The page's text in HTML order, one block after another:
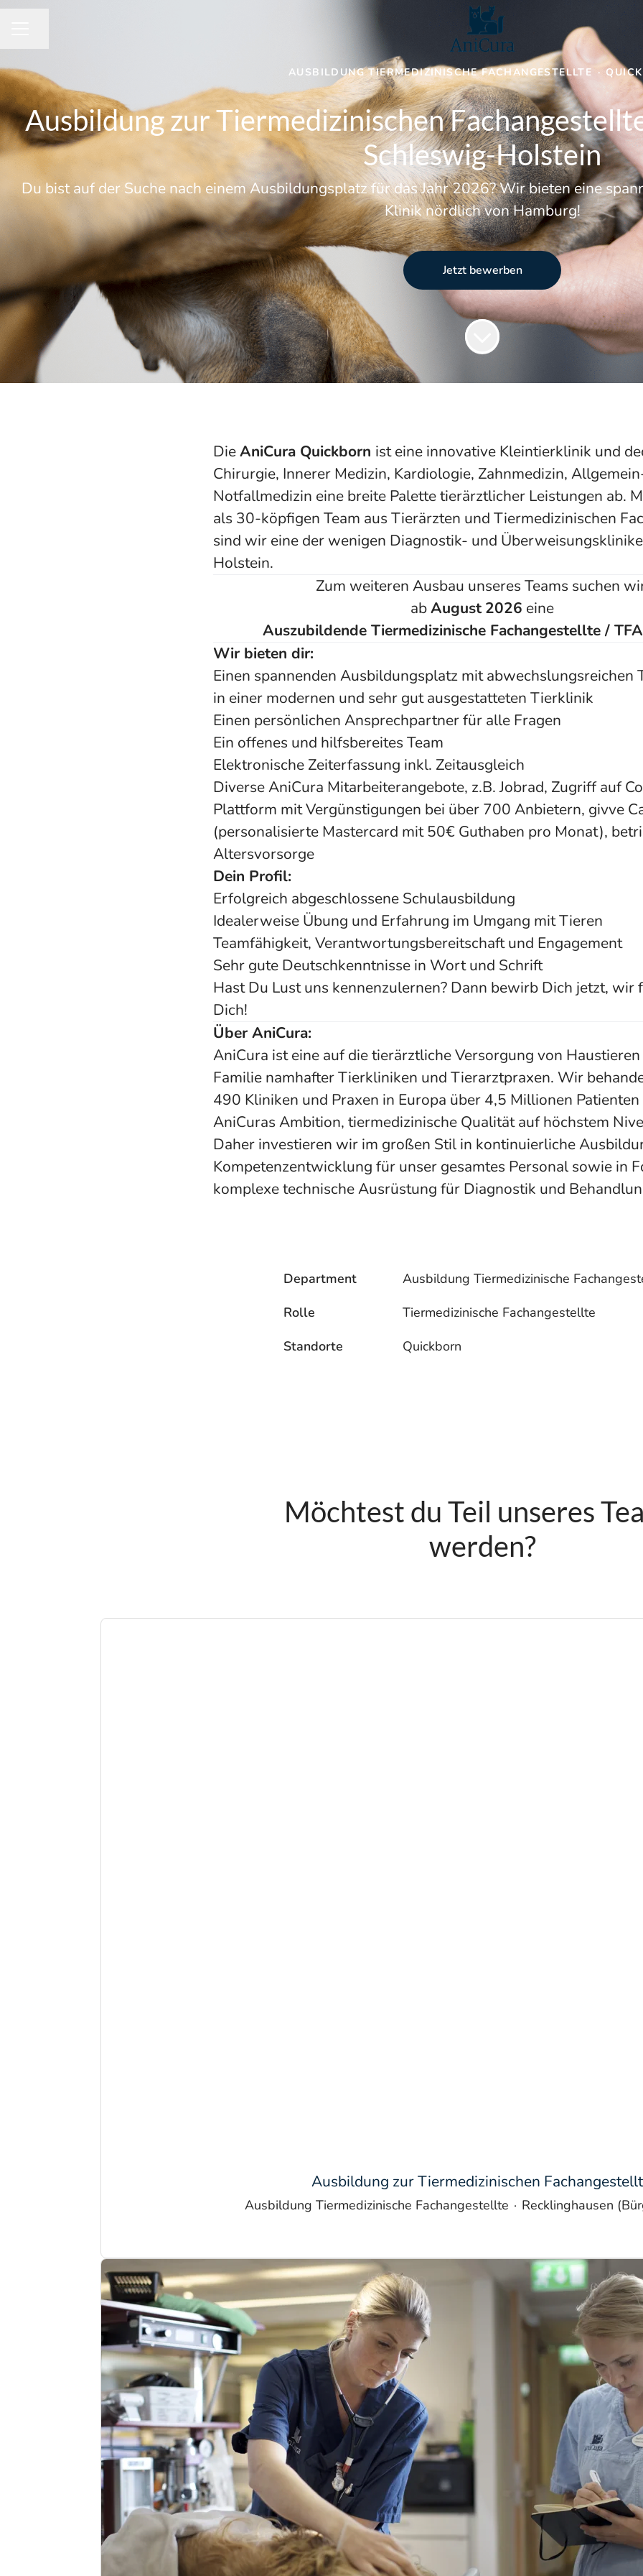
AUSBILDUNG TIERMEDIZINISCHE FACHANGESTELLTE ·
Ausbildung zur Tiermedizinischen
Schleswig-Holstein
Du bist auf der Suche nach einem Ausbildungsplatz für das Jahr 2026? Wir bieten eine
Klinik nördlich von Hamburg!
Jetzt bewerben
DieAniCura Quickborn ist eine innovative Kleintierklinik und
Chirurgie, Innerer Medizin, Kardiologie, Zahnmedizin,
Notfallmedizin eine breite Palette tierärztlicher Leistungen ab.
als 30-köpfigen Team aus Tierärzten und Tiermedizinischen
sind wir eine der wenigen Diagnostik- und
Holstein.
Zum weiteren Ausbau unseres Teams suchen
abAugust 2026 eine
Auszubildende Tiermedizinische Fachangestellte /
Wir bieten dir:
Einen spannenden Ausbildungsplatz mit abwechslungsreichen
in einer modernen und sehr gut ausgestatteten Tierklinik
Einen persönlichen Ansprechpartner für alle Fragen
Ein offenes und hilfsbereites Team
Elektronische Zeiterfassung inkl. Zeitausgleich
Diverse AniCura Mitarbeiterangebote, z.B. Jobrad, Zugriff auf
Plattform mit Vergünstigungen bei über 700 Anbietern, givve
(personalisierte Mastercard mit 50€ Guthaben pro Monat),
Altersvorsorge
Dein Profil:
Erfolgreich abgeschlossene Schulausbildung
Idealerweise Übung und Erfahrung im Umgang mit Tieren
Teamfähigkeit, Verantwortungsbereitschaft und Engagement
Sehr gute Deutschkenntnisse in Wort und Schrift
Hast Du Lust uns kennenzulernen? Dann bewirb Dich jetzt, wir
Dich!
Über AniCura:
AniCura ist eine auf die tierärztliche Versorgung von
Familie namhafter Tierkliniken und Tierarztpraxen. Wir
490 Kliniken und Praxen in Europa über 4,5 Millionen Patienten
AniCuras Ambition, tiermedizinische Qualität auf höchstem
Daher investieren wir im großen Stil in kontinuierliche
Kompetenzentwicklung für unser gesamtes Personal sowie in
komplexe technische Ausrüstung für Diagnostik und
Department
Ausbildung Tiermedizinische
Rolle
Tiermedizinische Fachangestellte
Standorte
Quickborn
Möchtest du Teil unseres
werden?
Ausbildung zur Tiermedizinischen
Ausbildung Tiermedizinische Fachangestellte · Recklinghausen